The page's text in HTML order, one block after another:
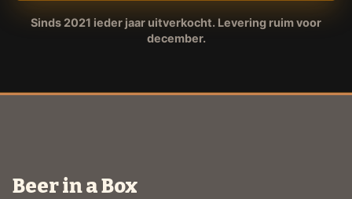
Sinds 2021 ieder jaar uitverkocht. Levering ruim voor
december.
Beer in a Box